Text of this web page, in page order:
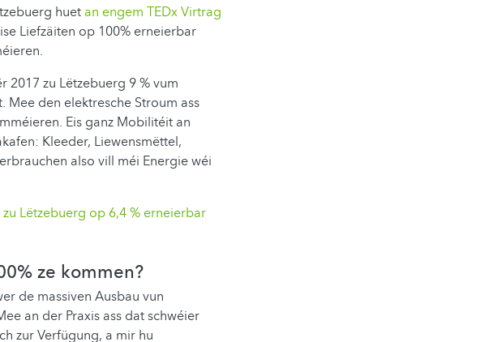
huet an engem TEDx Virtrag
Liefzäiten op 100% erneierbar
2017 zu Lëtzebuerg 9 % vum
den elektresche Stroum ass
Eis ganz Mobilitéit an
Kleeder, Liewensmëttel,
also vill méi Energie wéi
zu Lëtzebuerg op 6,4 % erneierbar
ze kommen?
de massiven Ausbau vun
an der Praxis ass dat schwéier
zur Verfügung, a mir hu